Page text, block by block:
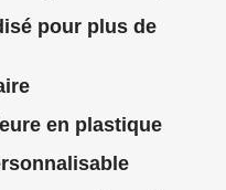
pour plus de
en plastique